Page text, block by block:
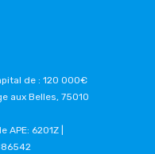
de : 120 000€
aux Belles, 75010
APE: 6201Z |